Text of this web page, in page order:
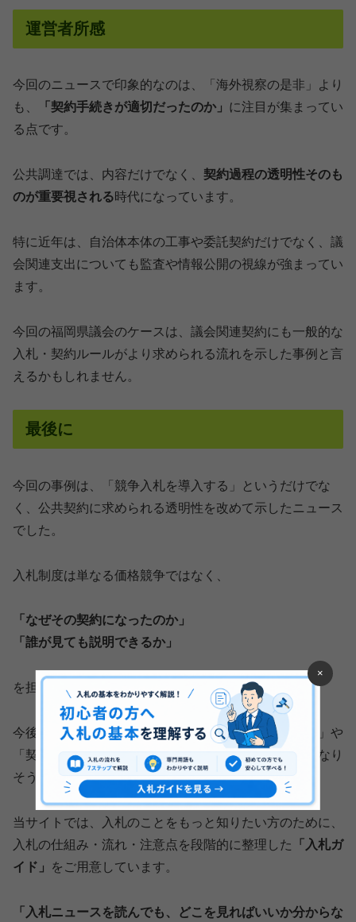
運営者所感
今回のニュースで印象的なのは、「海外視察の是非」より
も、
「契約手続きが適切だったのか」 に注目が集まってい
る点です。
公共調達では、内容だけでなく、 契約過程の透明性そのも
のが重要視される時代になっています。
特に近年は、自治体本体の工事や委託契約だけでなく、議
会関連支出についても監査や情報公開の視線が強まってい
ます。
今回の福岡県議会のケースは、議会関連契約にも一般的な
入札・契約ルールがより求められる流れを示した事例と言
えるかもしれません。
最後に
今回の事例は、「競争入札を導入する」というだけでな
く、公共契約に求められる透明性を改めて示したニュース
でした。
入札制度は単なる価格競争ではなく、
「なぜその契約になったのか」
「誰が見ても説明できるか」
を担保する仕組みでもあります。
今後、自治体調達では価格だけでなく、「説明可能性」や
「契約過程の透明性」がさらに重視されていくことになり
そうです。
当サイトでは、入札のことをもっと知りたい方のために、
入札の仕組み・流れ・注意点を段階的に整理した
「入札ガ
イド」
をご用意しています。
「入札ニュースを読んでも、どこを見ればいいか分からな
×